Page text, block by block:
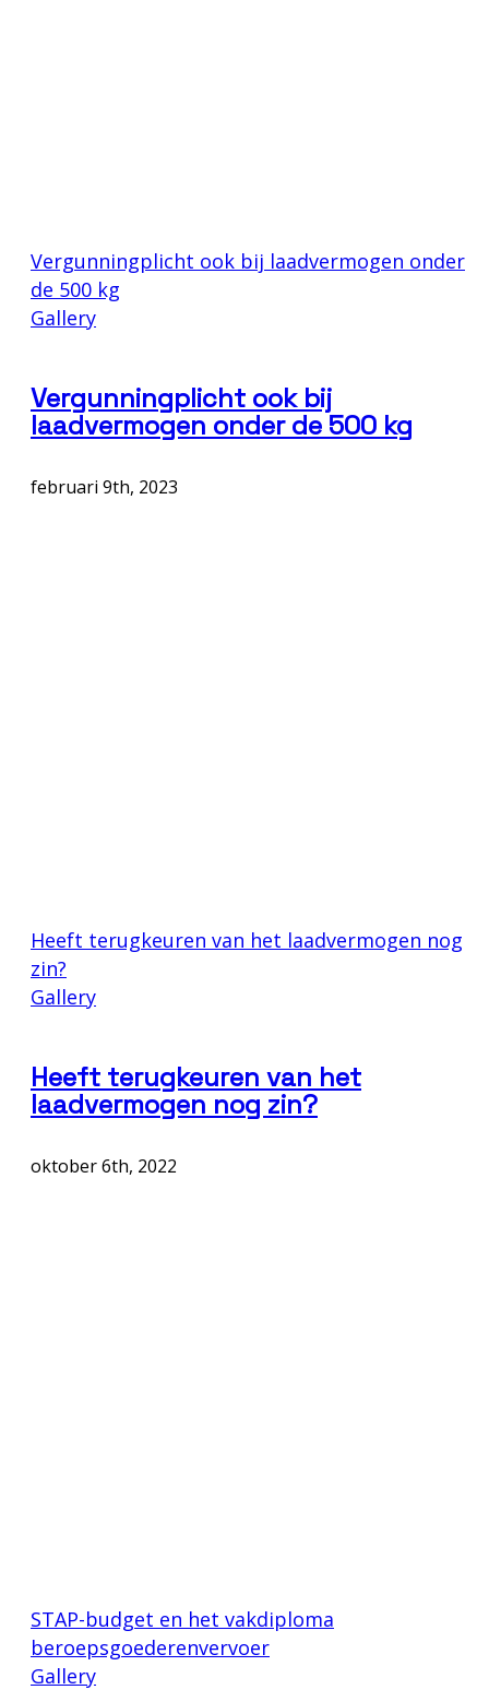
Vergunningplicht ook bij laadvermogen onder
de 500 kg
Gallery
Vergunningplicht ook bij
laadvermogen onder de 500 kg
februari 9th, 2023
Heeft terugkeuren van het laadvermogen nog
zin?
Gallery
Heeft terugkeuren van het
laadvermogen nog zin?
oktober 6th, 2022
STAP-budget en het vakdiploma
beroepsgoederenvervoer
Gallery